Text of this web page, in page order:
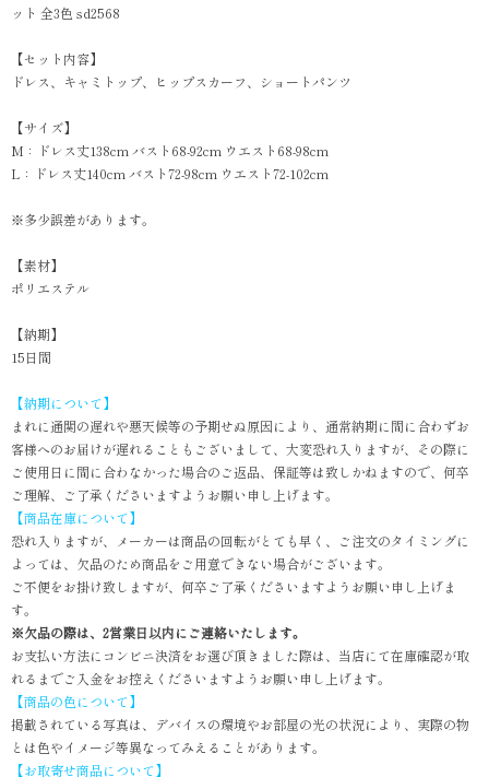
ット 全3色 sd2568
【セット内容】
ドレス、キャミトップ、ヒップスカーフ、ショートパンツ
【サイズ】
M：ドレス丈138cm バスト68-92cm ウエスト68-98cm
L：ドレス丈140cm バスト72-98cm ウエスト72-102cm
※多少誤差があります。
【素材】
ポリエステル
【納期】
15日間
【納期について】
まれに通関の遅れや悪天候等の予期せぬ原因により、通常納期に間に合わずお
客様へのお届けが遅れることもございまして、大変恐れ入りますが、その際に
ご使用日に間に合わなかった場合のご返品、保証等は致しかねますので、何卒
ご理解、ご了承くださいますようお願い申し上げます。
【商品在庫について】
恐れ入りますが、メーカーは商品の回転がとても早く、ご注文のタイミングに
よっては、欠品のため商品をご用意できない場合がございます。
ご不便をお掛け致しますが、何卒ご了承くださいますようお願い申し上げま
す。
※欠品の際は、2営業日以内にご連絡いたします。
お支払い方法にコンビニ決済をお選び頂きました際は、当店にて在庫確認が取
れるまでご入金をお控えくださいますようお願い申し上げます。
【商品の色について】
掲載されている写真は、デバイスの環境やお部屋の光の状況により、実際の物
とは色やイメージ等異なってみえることがあります。
【お取寄せ商品について】